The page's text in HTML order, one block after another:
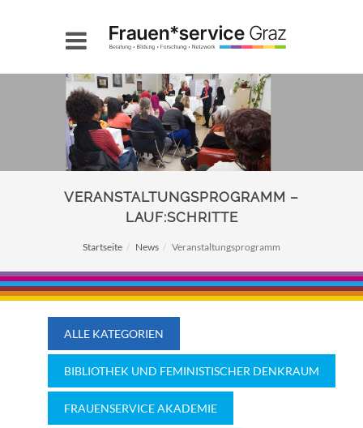
VERANSTALTUNGSPROGRAMM –
LAUF:SCHRITTE
Startseite News Veranstaltungsprogramm
ALLE KATEGORIEN
BIBLIOTHEK UND FEMINISTISCHER DENKRAUM
FRAUENSERVICE AKADEMIE